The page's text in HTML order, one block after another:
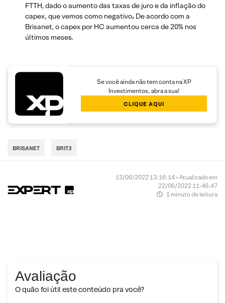
FTTH, dado o aumento das taxas de juro e da inflação do
capex, que vemos como negativo. De acordo com a
Brisanet, o capex por HC aumentou cerca de 20% nos
últimos meses.
Se você ainda não tem conta na XP
Investimentos, abra a sua!
CLIQUE AQUI
BRISANET BRIT3
13/06/2022 13:16:14 • Atualizado em
22/06/2022 11:46:47
1 minuto de leitura
Avaliação
O quão foi útil este conteúdo pra você?